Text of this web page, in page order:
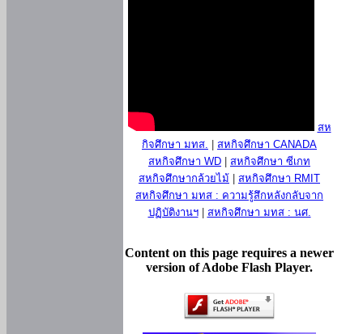
สห
กิจศึกษา มทส.
สหกิจศึกษา CANADA
สหกิจศึกษา WD
สหกิจศึกษา ซีเกท
สหกิจศึกษากล้วยไม้
สหกิจศึกษา RMIT
สหกิจศึกษา มทส : ความรู้สึกหลังกลับจาก
ปฏิบัติงานฯ| สหกิจศึกษา มทส : นศ.
Content on this page requires a newer
version of Adobe Flash Player.